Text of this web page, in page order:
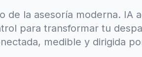
de la asesoría moderna. IA
para transformar tu
medible y dirigida